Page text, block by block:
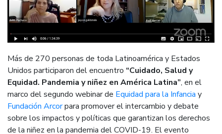
Más de 270 personas de toda Latinoamérica y Estados
Unidos participaron del encuentro “Cuidado, Salud y
Equidad. Pandemia y niñez en América Latina”, en el
marco del segundo webinar de Equidad para la Infancia y
Fundación Arcorpara promover el intercambio y debate
sobre los impactos y políticas que garantizan los derechos
de la niñez en la pandemia del COVID-19. El evento